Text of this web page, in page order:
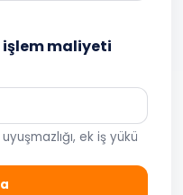
maliyeti
ek iş yükü